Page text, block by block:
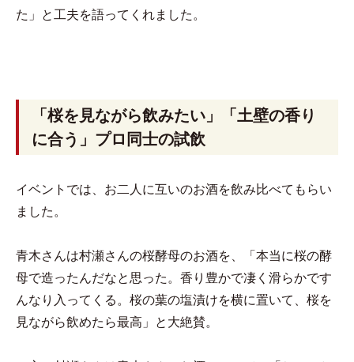
た」と工夫を語ってくれました。
「桜を見ながら飲みたい」「土壁の香り
に合う」プロ同士の試飲
イベントでは、お二人に互いのお酒を飲み比べてもらい
ました。
青木さんは村瀬さんの桜酵母のお酒を、「本当に桜の酵
母で造ったんだなと思った。香り豊かで凄く滑らかです
んなり入ってくる。桜の葉の塩漬けを横に置いて、桜を
見ながら飲めたら最高」と大絶賛。